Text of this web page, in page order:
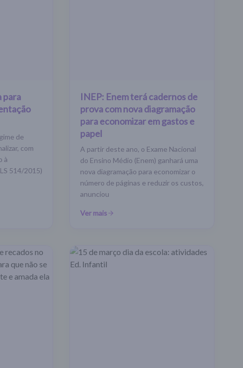
para
de
com
à
514/2015)
INEP: Enem terá cadernos de
prova com nova diagramação
para economizar em gastos e
papel
A partir deste ano, o Exame Nacional
do Ensino Médio (Enem) ganhará uma
nova diagramação para economizar o
número de páginas e reduzir os custos,
anunciou
Ver mais